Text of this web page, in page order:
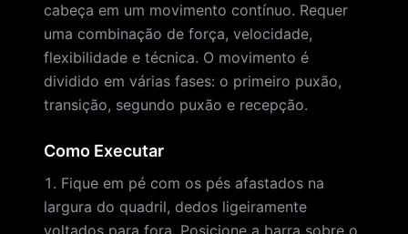
cabeça em um movimento contínuo. Requer
uma combinação de força, velocidade,
flexibilidade e técnica. O movimento é
dividido em várias fases: o primeiro puxão,
transição, segundo puxão e recepção.
Como Executar
Fique em pé com os pés afastados na
largura do quadril, dedos ligeiramente
voltados para fora. Posicione a barra sobre o